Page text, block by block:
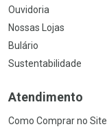
Ouvidoria
Nossas Lojas
Bulário
Sustentabilidade
Atendimento
Como Comprar no Site